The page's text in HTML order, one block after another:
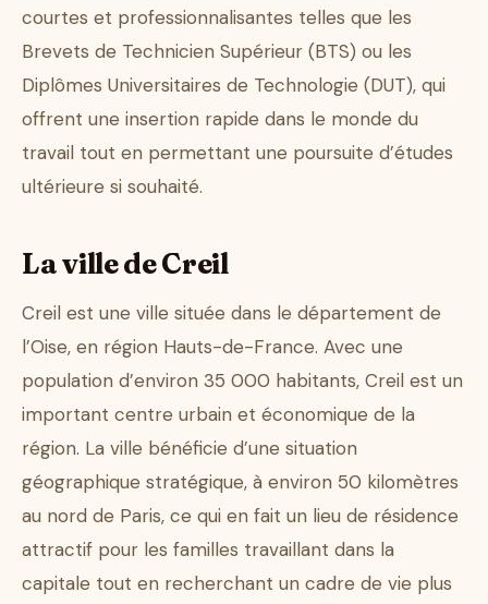
courtes et professionnalisantes telles que les
Brevets de Technicien Supérieur (BTS) ou les
Diplômes Universitaires de Technologie (DUT), qui
offrent une insertion rapide dans le monde du
travail tout en permettant une poursuite d’études
ultérieure si souhaité.
La ville de Creil
Creil est une ville située dans le département de
l’Oise, en région Hauts-de-France. Avec une
population d’environ 35 000 habitants, Creil est un
important centre urbain et économique de la
région. La ville bénéficie d’une situation
géographique stratégique, à environ 50 kilomètres
au nord de Paris, ce qui en fait un lieu de résidence
attractif pour les familles travaillant dans la
capitale tout en recherchant un cadre de vie plus